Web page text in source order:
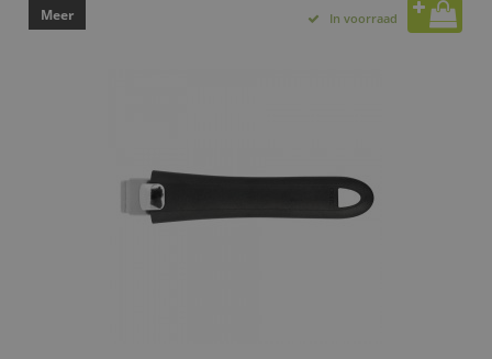
Meer In voorraad